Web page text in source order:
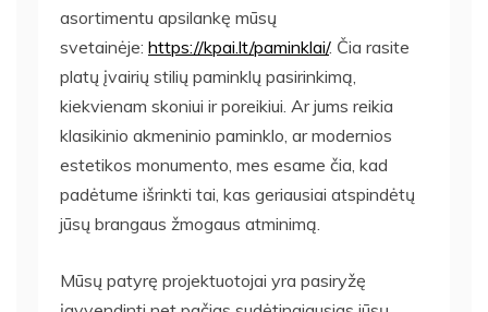
asortimentu apsilankę mūsų
svetainėje: https://kpai.lt/paminklai/. Čia rasite
platų įvairių stilių paminklų pasirinkimą,
kiekvienam skoniui ir poreikiui. Ar jums reikia
klasikinio akmeninio paminklo, ar modernios
estetikos monumento, mes esame čia, kad
padėtume išrinkti tai, kas geriausiai atspindėtų
jūsų brangaus žmogaus atminimą.
Mūsų patyrę projektuotojai yra pasiryžę